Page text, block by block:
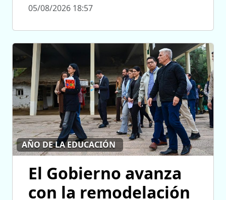
05/08/2026 18:57
AÑO DE LA EDUCACIÓN
El Gobierno avanza
con la remodelación